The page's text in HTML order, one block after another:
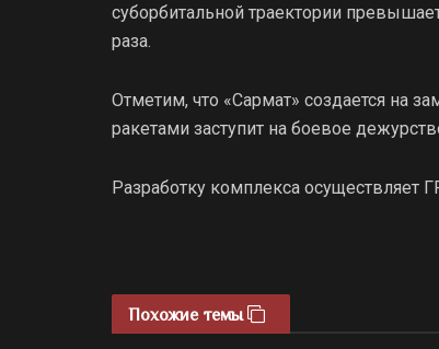
суборбитальной траектории
раза.
Отметим, что «Сармат» создается на
ракетами заступит на боевое
Разработку комплекса
Похожие темы